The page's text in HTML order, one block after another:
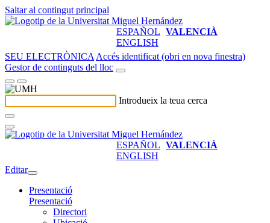
Saltar al contingut principal
ESPAÑOL VALENCIÀ
ENGLISH
SEU ELECTRÒNICA Accés identificat (obri en nova finestra)
Gestor de continguts del lloc
Introdueix la teua cerca
ESPAÑOL VALENCIÀ
ENGLISH
Editar
Presentació
Presentació
Directori